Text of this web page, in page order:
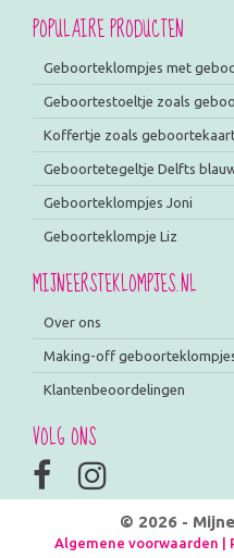
POPULAIRE PRODUCTEN
Geboorteklompjes met
Geboortestoeltje zoals
Koffertje zoals
Geboortetegeltje Delfts
Geboorteklompjes Joni
Geboorteklompje Liz
MIJNEERSTEKLOMPJES.NL
Over ons
Making-off
Klantenbeoordelingen
VOLG ONS
© 2026 -
Algemene voorwaarden |